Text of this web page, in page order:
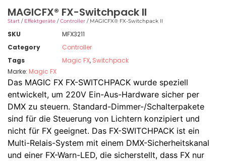
MAGICFX® FX-Switchpack II
Start / Effektgeräte /Controller / MAGICFX® FX-Switchpack II
SKU
MFX3211
Category
Controller
Tags
Magic FX, Switchpack
Marke: Magic FX
Das MAGIC FX FX-SWITCHPACK wurde speziell
entwickelt, um 220V Ein-Aus-Hardware sicher per
DMX zu steuern. Standard-Dimmer-/Schalterpakete
sind für die Steuerung von Lichtern konzipiert und
nicht für FX geeignet. Das FX-SWITCHPACK ist ein
Multi-Relais-System mit einem DMX-Sicherheitskanal
und einer FX-Warn-LED, die sicherstellt, dass FX nur